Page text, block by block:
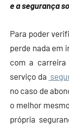
e a segurança
Para poder
perde nada em
com a carreira
serviço da
no caso de
o melhor
própria